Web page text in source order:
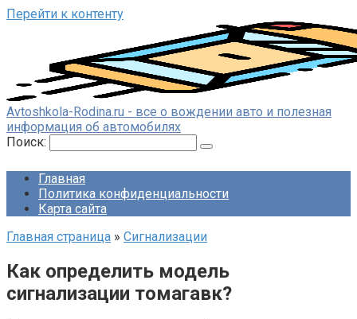
Перейти к контенту
Avtoshkola-Rodina.ru - все о вождении авто и полезная
информация об автомобилях
Поиск:
Главная
Политика конфиденциальности
Карта сайта
Главная страница » Сигнализации
Как определить модель
сигнализации томагавк?